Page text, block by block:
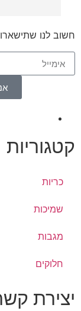
חשוב לנו
קטגוריות
כריות
שמיכות
מגבות
חלוקים
יצירת